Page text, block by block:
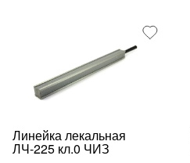
Линейка лекальная
ЛЧ-225 кл.0 ЧИЗ